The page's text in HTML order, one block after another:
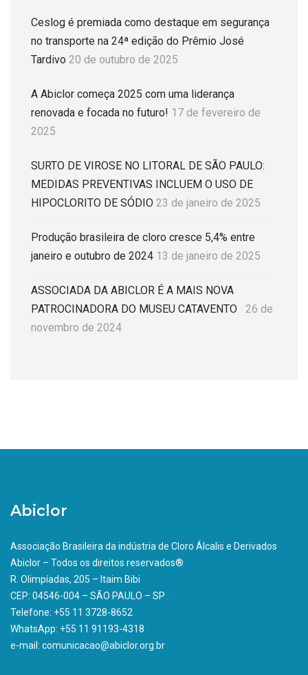
Ceslog é premiada como destaque em segurança
no transporte na 24ª edição do Prêmio José
Tardivo 20 de outubro de 2025
A Abiclor começa 2025 com uma liderança
renovada e focada no futuro! 17 de fevereiro de
2025
SURTO DE VIROSE NO LITORAL DE SÃO PAULO:
MEDIDAS PREVENTIVAS INCLUEM O USO DE
HIPOCLORITO DE SÓDIO 23 de janeiro de 2025
Produção brasileira de cloro cresce 5,4% entre
janeiro e outubro de 2024 13 de janeiro de 2025
ASSOCIADA DA ABICLOR É A MAIS NOVA
PATROCINADORA DO MUSEU CATAVENTO
26 de
novembro de 2024
Abiclor
Associação Brasileira da indústria de Cloro Álcalis e Derivados
Abiclor – Todos os direitos reservados®
R. Olimpíadas, 205 – Itaim Bibi
CEP: 04546-004 – SÃO PAULO – SP
Telefone: +55 11 3728-8652
WhatsApp: +55 11 91193-4318
e-mail: comunicacao@abiclor.org.br